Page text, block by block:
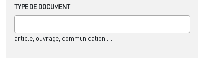
TYPE DE DOCUMENT
article, ouvrage, communication,....